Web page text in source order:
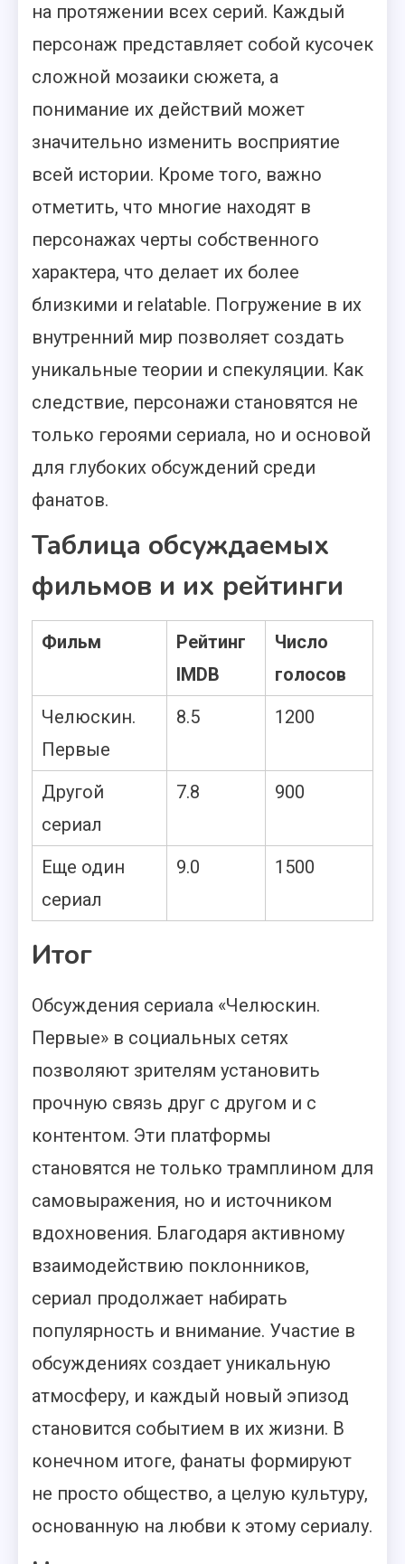
на протяжении всех серий. Каждый
персонаж представляет собой кусочек
сложной мозаики сюжета, а
понимание их действий может
значительно изменить восприятие
всей истории. Кроме того, важно
отметить, что многие находят в
персонажах черты собственного
характера, что делает их более
близкими и relatable. Погружение в их
внутренний мир позволяет создать
уникальные теории и спекуляции. Как
следствие, персонажи становятся не
только героями сериала, но и основой
для глубоких обсуждений среди
фанатов.
Таблица обсуждаемых
фильмов и их рейтинги
Фильм
Рейтинг
IMDB
Число
голосов
Челюскин.
Первые
8.5 1200
Другой
сериал
7.8 900
Еще один
сериал
9.0 1500
Итог
Обсуждения сериала «Челюскин.
Первые» в социальных сетях
позволяют зрителям установить
прочную связь друг с другом и с
контентом. Эти платформы
становятся не только трамплином для
самовыражения, но и источником
вдохновения. Благодаря активному
взаимодействию поклонников,
сериал продолжает набирать
популярность и внимание. Участие в
обсуждениях создает уникальную
атмосферу, и каждый новый эпизод
становится событием в их жизни. В
конечном итоге, фанаты формируют
не просто общество, а целую культуру,
основанную на любви к этому сериалу.